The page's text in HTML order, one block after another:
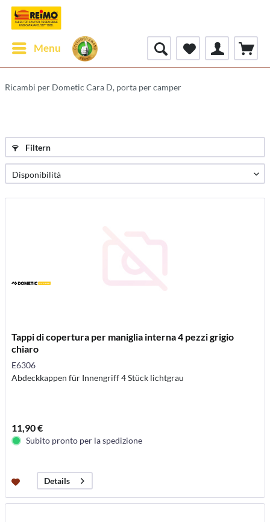
Menu
Ricambi per Dometic Cara D, porta per camper
Filtern
Tappi di copertura per maniglia interna 4 pezzi grigio
chiaro
E6306
Abdeckkappen für Innengriff 4 Stück lichtgrau
11,90 €
Subito pronto per la spedizione
Details